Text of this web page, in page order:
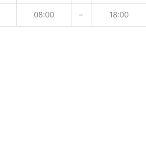
08:00 – 18:00